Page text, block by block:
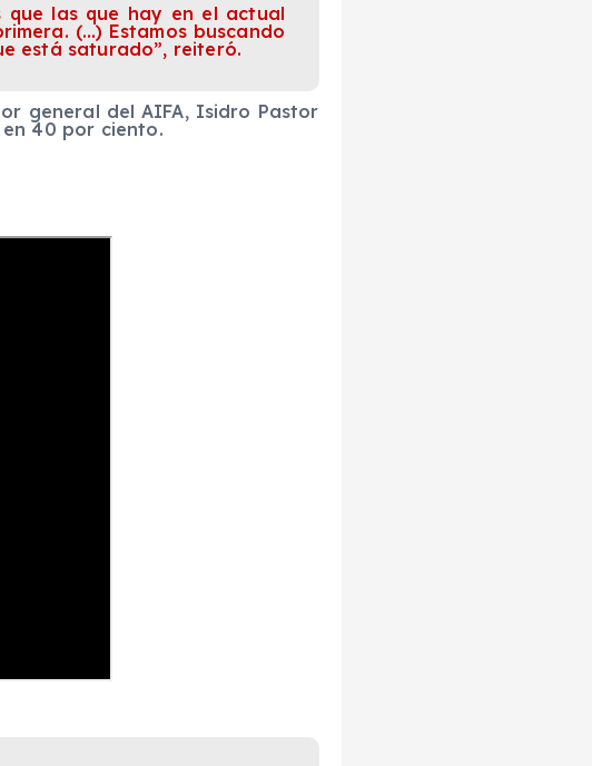
que las que hay en el actual
(…) Estamos buscando
está saturado”, reiteró.
general del AIFA, Isidro Pastor
40 por ciento.